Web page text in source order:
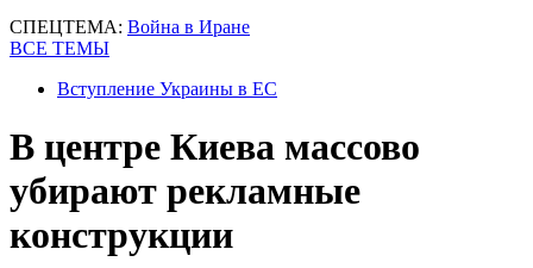
СПЕЦТЕМА: Война в Иране
ВСЕ ТЕМЫ
Вступление Украины в ЕС
В центре Киева массово
убирают рекламные
конструкции